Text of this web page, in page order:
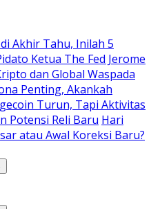
Akhir Tahu, Inilah 5
Ketua The Fed Jerome
dan Global Waspada
Penting, Akankah
Turun, Tapi Aktivitas
Potensi Reli Baru Hari
atau Awal Koreksi Baru?